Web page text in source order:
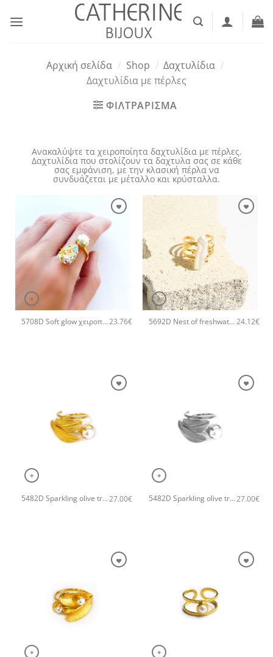
στο
Αρχική σελίδα / Shop / Δαχτυλίδια /
Δαχτυλίδια με πέρλες
ΦΙΛΤΡΑΡΙΣΜΑ
Ανακαλύψτε τα χειροποίητα δαχτυλίδια με πέρλες.
Δαχτυλίδια που στολίζουν τα δαχτυλα σας σε κάθε
σας εμφάνιση, με την κλασική πέρλα να
συνδυάζεται με μέταλλο και κρύσταλλα.
+
5708D Soft glow χειροποίητο δαχτυλιδι Catherine bijoux Χρυσό23.76€
+
5692D Nest of freshwater pearl χειροποίητο δαχτυλιδι Catherine bijoux Χρυσό24.12€
+
5482D Sparkling olive tree χειροποίητο δαχτυλιδι Catherine bijoux Χρυσό27.00€
+
5482D Sparkling olive tree χειροποίητο δαχτυλιδι Catherine bijoux Ασημί27.00€
+ +